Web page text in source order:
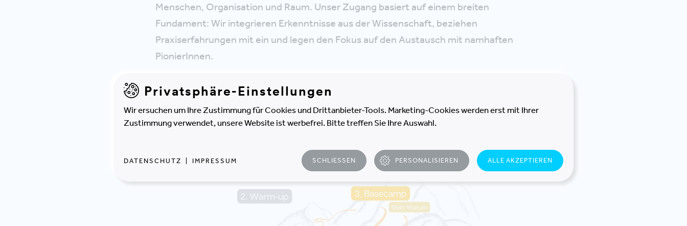
Menschen, Organisation und Raum. Unser Zugang basiert auf einem breiten
Fundament: Wir integrieren Erkenntnisse aus der Wissenschaft, beziehen
Praxiserfahrungen mit ein und legen den Fokus auf den Austausch mit namhaften
PionierInnen.
Privatsphäre-Einstellungen
Wir ersuchen um Ihre Zustimmung für Cookies und Drittanbieter-Tools. Marketing-Cookies werden erst mit Ihrer
Zustimmung verwendet, unsere Website ist werbefrei. Bitte treffen Sie Ihre Auswahl.
DATENSCHUTZ IMPRESSUM SCHLIESSEN PERSONALISIEREN ALLE AKZEPTIEREN